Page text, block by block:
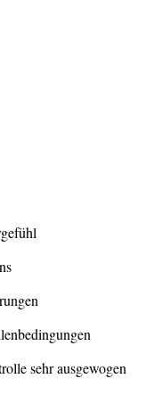
sehr ausgewogen